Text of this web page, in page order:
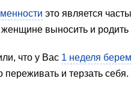
это является
выносить и
что у Вас 1 неделя
переживать и терзать себя.